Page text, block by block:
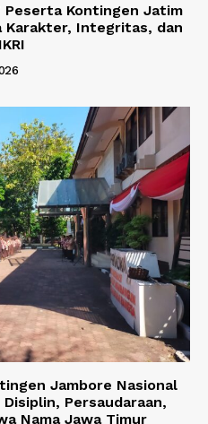
Peserta Kontingen Jatim
Karakter, Integritas, dan
Jambore Nasional
Persaudaraan,
Nama Jawa Timur